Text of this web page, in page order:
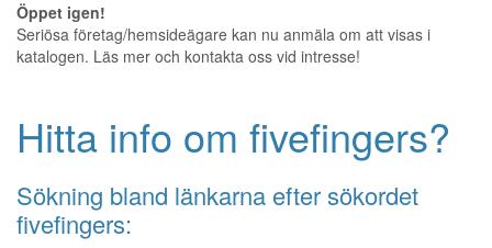
Öppet igen!
Seriösa företag/hemsideägare kan nu anmäla om att visas i
katalogen. Läs mer och kontakta oss vid intresse!
Hitta info om fivefingers?
Sökning bland länkarna efter sökordet
fivefingers: